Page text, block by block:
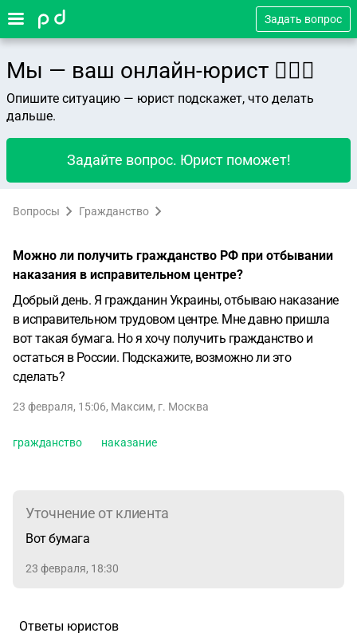
Задать вопрос
Мы — ваш онлайн-юрист 👨🏻‍⚖️
Опишите ситуацию — юрист подскажет, что делать
дальше.
Задайте вопрос. Юрист поможет!
Вопросы Гражданство
Можно ли получить гражданство РФ при отбывании
наказания в исправительном центре?
Добрый день. Я гражданин Украины, отбываю наказание
в исправительном трудовом центре. Мне давно пришла
вот такая бумага. Но я хочу получить гражданство и
остаться в России. Подскажите, возможно ли это
сделать?
23 февраля, 15:06, Максим, г. Москва
гражданство наказание
Уточнение от клиента
Вот бумага
23 февраля, 18:30
Ответы юристов